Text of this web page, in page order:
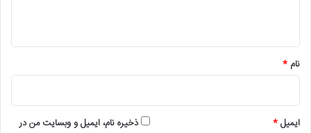
نام *
ایمیل*
ذخیره نام، ایمیل و وبسایت من در